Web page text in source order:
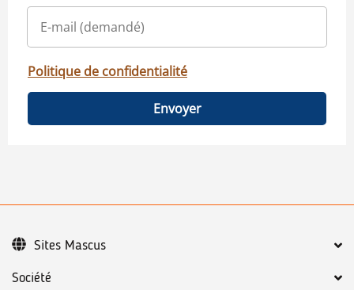
Politique de confidentialité
Envoyer
Société
Sites Mascus